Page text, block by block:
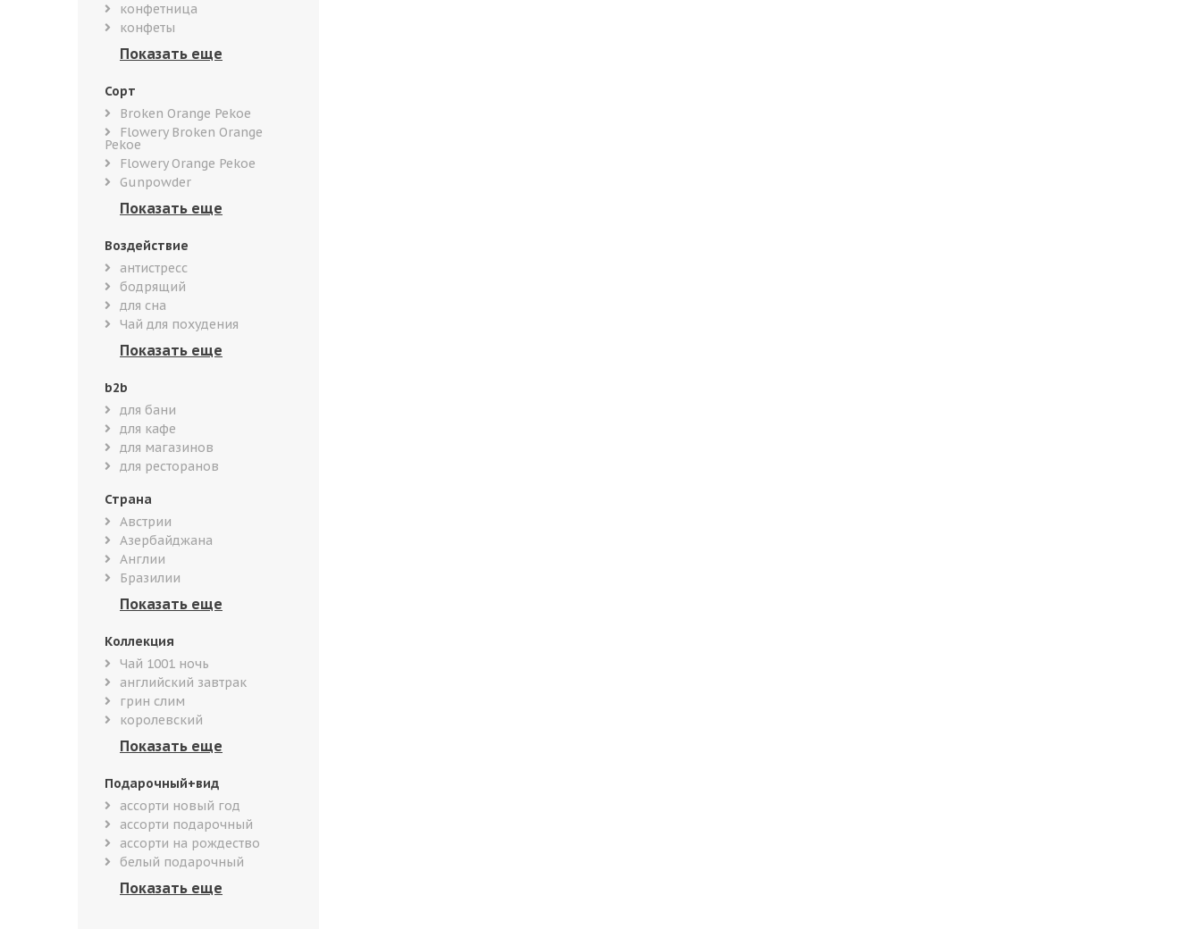
конфетница
конфеты
Сорт
Broken Orange Pekoe
Flowery Broken Orange
Pekoe
Flowery Orange Pekoe
Gunpowder
Воздействие
антистресс
бодрящий
для сна
Чай для похудения
b2b
для бани
для кафе
для магазинов
для ресторанов
Страна
Австрии
Азербайджана
Англии
Бразилии
Коллекция
Чай 1001 ночь
английский завтрак
грин слим
королевский
Подарочный+вид
ассорти новый год
ассорти подарочный
ассорти на рождество
белый подарочный